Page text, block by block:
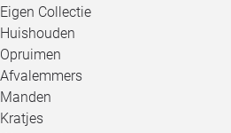
Eigen Collectie
Huishouden
Opruimen
Afvalemmers
Manden
Kratjes